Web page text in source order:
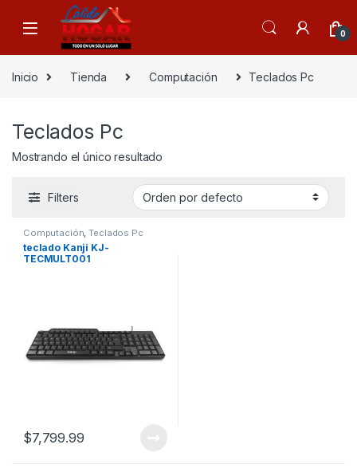
Skip to navigation
Skip to content
0
Inicio Tienda Computación Teclados Pc
Teclados Pc
Mostrando el único resultado
Filters
Computación,Teclados Pc
teclado Kanji KJ-
TECMULT001
$7,799.99